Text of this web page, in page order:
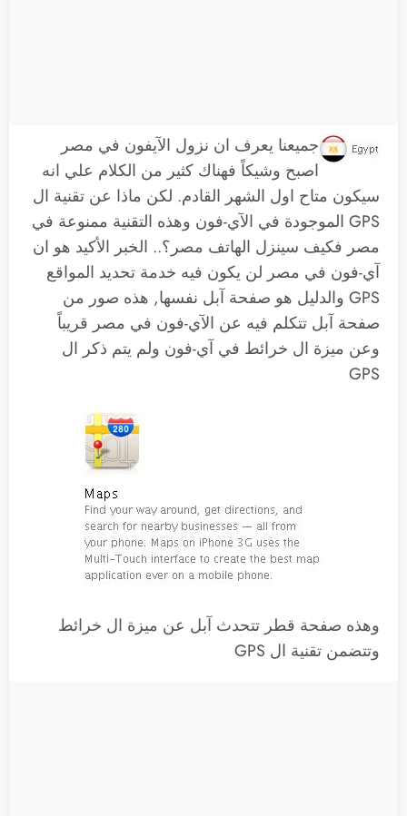
جميعنا يعرف ان نزول الآيفون في مصر
اصبح وشيكاً فهناك كثير من الكلام علي انه
سيكون متاح اول الشهر القادم. لكن ماذا عن تقنية ال
GPS الموجودة في الآي-فون وهذه التقنية ممنوعة في
مصر فكيف سينزل الهاتف مصر؟.. الخبر الأكيد هو ان
آي-فون في مصر لن يكون فيه خدمة تحديد المواقع
GPS والدليل هو صفحة آبل نفسها, هذه صور من
صفحة آبل تتكلم فيه عن الآي-فون في مصر قريباً
وعن ميزة ال خرائط في آي-فون ولم يتم ذكر ال
GPS
وهذه صفحة قطر تتحدث آبل عن ميزة ال خرائط
وتتضمن تقنية ال GPS